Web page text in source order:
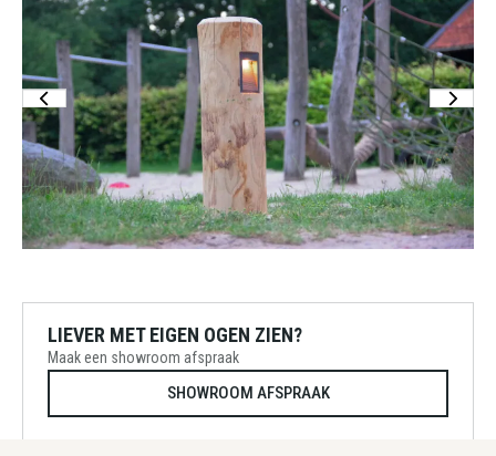
LIEVER MET EIGEN OGEN ZIEN?
Maak een showroom afspraak
SHOWROOM AFSPRAAK